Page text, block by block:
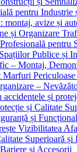
pentru Industrie
montaj, avize și
și Organizare
pentru
Publice și
– Montaj,
–
și
și Calitate
și
Vizibilitatea
Superioară și
și Accesorii